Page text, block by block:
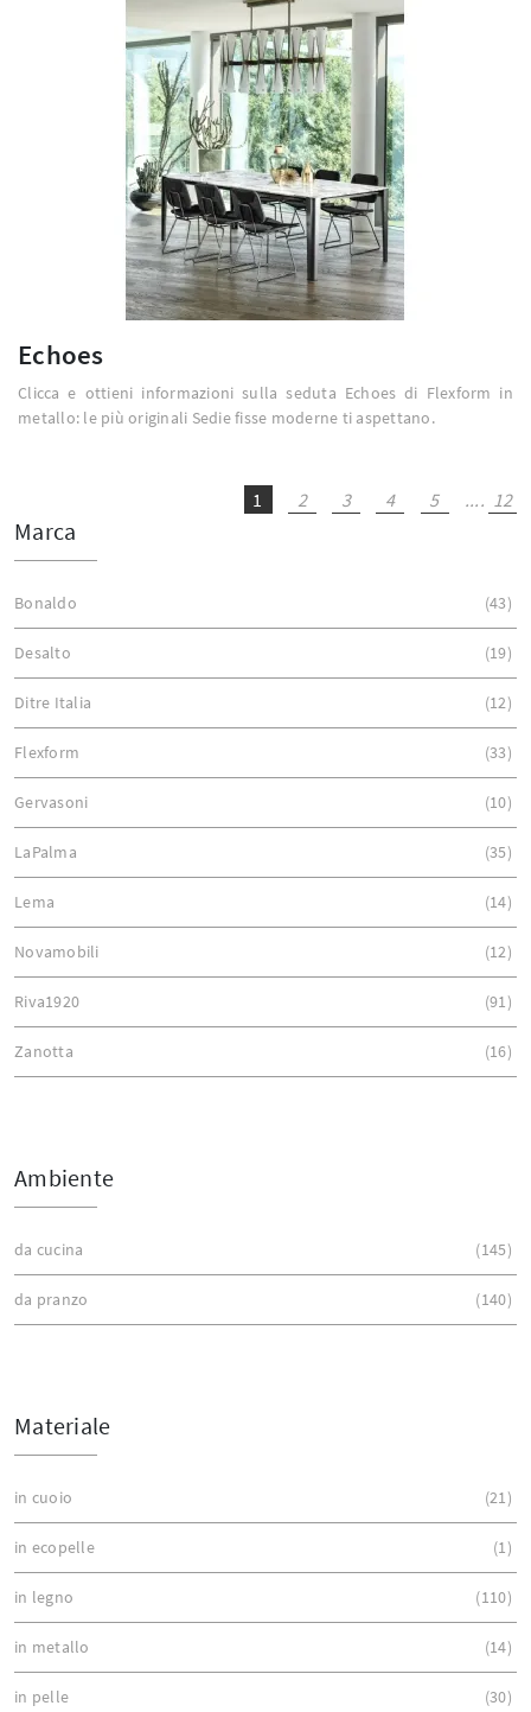
Echoes
Clicca e ottieni informazioni sulla seduta Echoes di Flexform in
metallo: le più originali Sedie fisse moderne ti aspettano.
1 2 3 4 5 .... 12
Marca
Bonaldo 43
Desalto 19
Ditre Italia 12
Flexform 33
Gervasoni 10
LaPalma 35
Lema 14
Novamobili 12
Riva1920 91
Zanotta 16
Ambiente
da cucina 145
da pranzo 140
Materiale
in cuoio 21
in ecopelle 1
in legno 110
in metallo 14
in pelle 30